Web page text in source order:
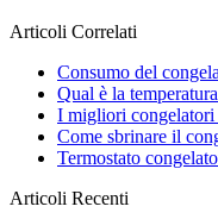
Articoli Correlati
Consumo del
Qual è la
I migliori congelatori
Come sbrinare il
Termostato
Articoli Recenti